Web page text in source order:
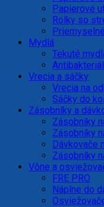
Papierové
Rolky so
Mydlá
Tekuté
Vrecia a sáčky
Vrecia na
Sáčky do
Zásobníky a
Zásobníky
Zásobníky
Dávkovače
Zásobníky
Vône a
FRE PRO
Náplne do